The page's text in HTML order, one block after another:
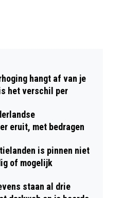
hangt af van je
het verschil per
eruit, met bedragen
is pinnen niet
of mogelijk
staan al drie